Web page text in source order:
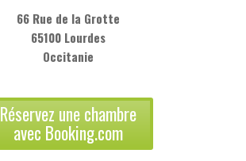
66 Rue de la Grotte
65100 Lourdes
Occitanie
Réservez une chambre
avec Booking.com